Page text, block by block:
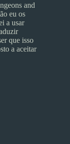
and
eu os
a usar
que isso
a aceitar